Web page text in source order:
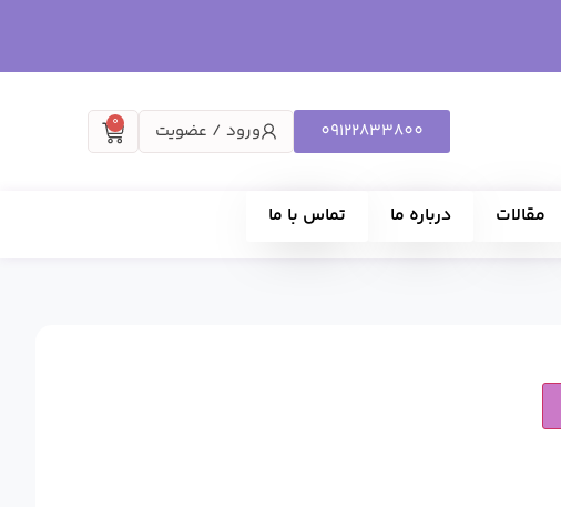
09122833800 ورود / عضویت 0
مقالات درباره ما تماس با ما